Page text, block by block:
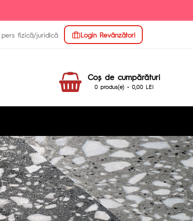
Login Revânzători
pers fizică/juridică
Coş de cumpărături
0 produs(e) - 0,00 LEI